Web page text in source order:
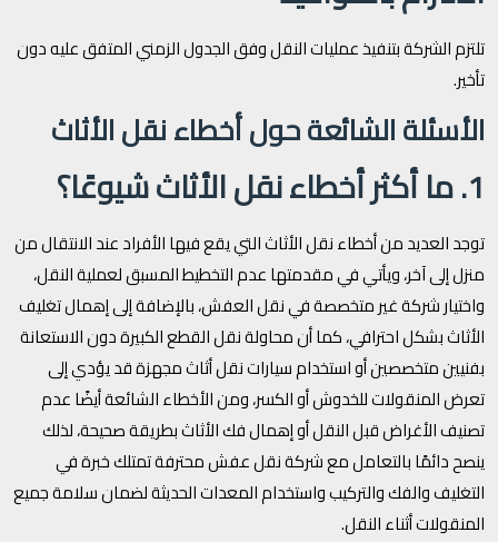
تلتزم الشركة بتنفيذ عمليات النقل وفق الجدول الزمني المتفق عليه دون
تأخير.
الأسئلة الشائعة حول أخطاء نقل الأثاث
1. ما أكثر أخطاء نقل الأثاث شيوعًا؟
توجد العديد من أخطاء نقل الأثاث التي يقع فيها الأفراد عند الانتقال من
منزل إلى آخر، ويأتي في مقدمتها عدم التخطيط المسبق لعملية النقل،
واختيار شركة غير متخصصة في نقل العفش، بالإضافة إلى إهمال تغليف
الأثاث بشكل احترافي، كما أن محاولة نقل القطع الكبيرة دون الاستعانة
بفنيين متخصصين أو استخدام سيارات نقل أثاث مجهزة قد يؤدي إلى
تعرض المنقولات للخدوش أو الكسر، ومن الأخطاء الشائعة أيضًا عدم
تصنيف الأغراض قبل النقل أو إهمال فك الأثاث بطريقة صحيحة، لذلك
ينصح دائمًا بالتعامل مع شركة نقل عفش محترفة تمتلك خبرة في
التغليف والفك والتركيب واستخدام المعدات الحديثة لضمان سلامة جميع
المنقولات أثناء النقل.